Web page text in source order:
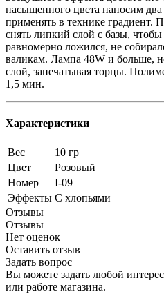
насыщенного цвета наносим два
применять в технике градиент.
снять липкий слой с базы,
равномерно ложился, не
валикам. Лампа 48W и больше,
слой, запечатывая торцы.
1,5 мин.
Характеристики
Вес
10 гр
Цвет
Розовый
Номер
I-09
Эффекты С хлопьями
Отзывы
Отзывы
Нет оценок
Оставить отзыв
Задать вопрос
Вы можете задать любой
или работе магазина.